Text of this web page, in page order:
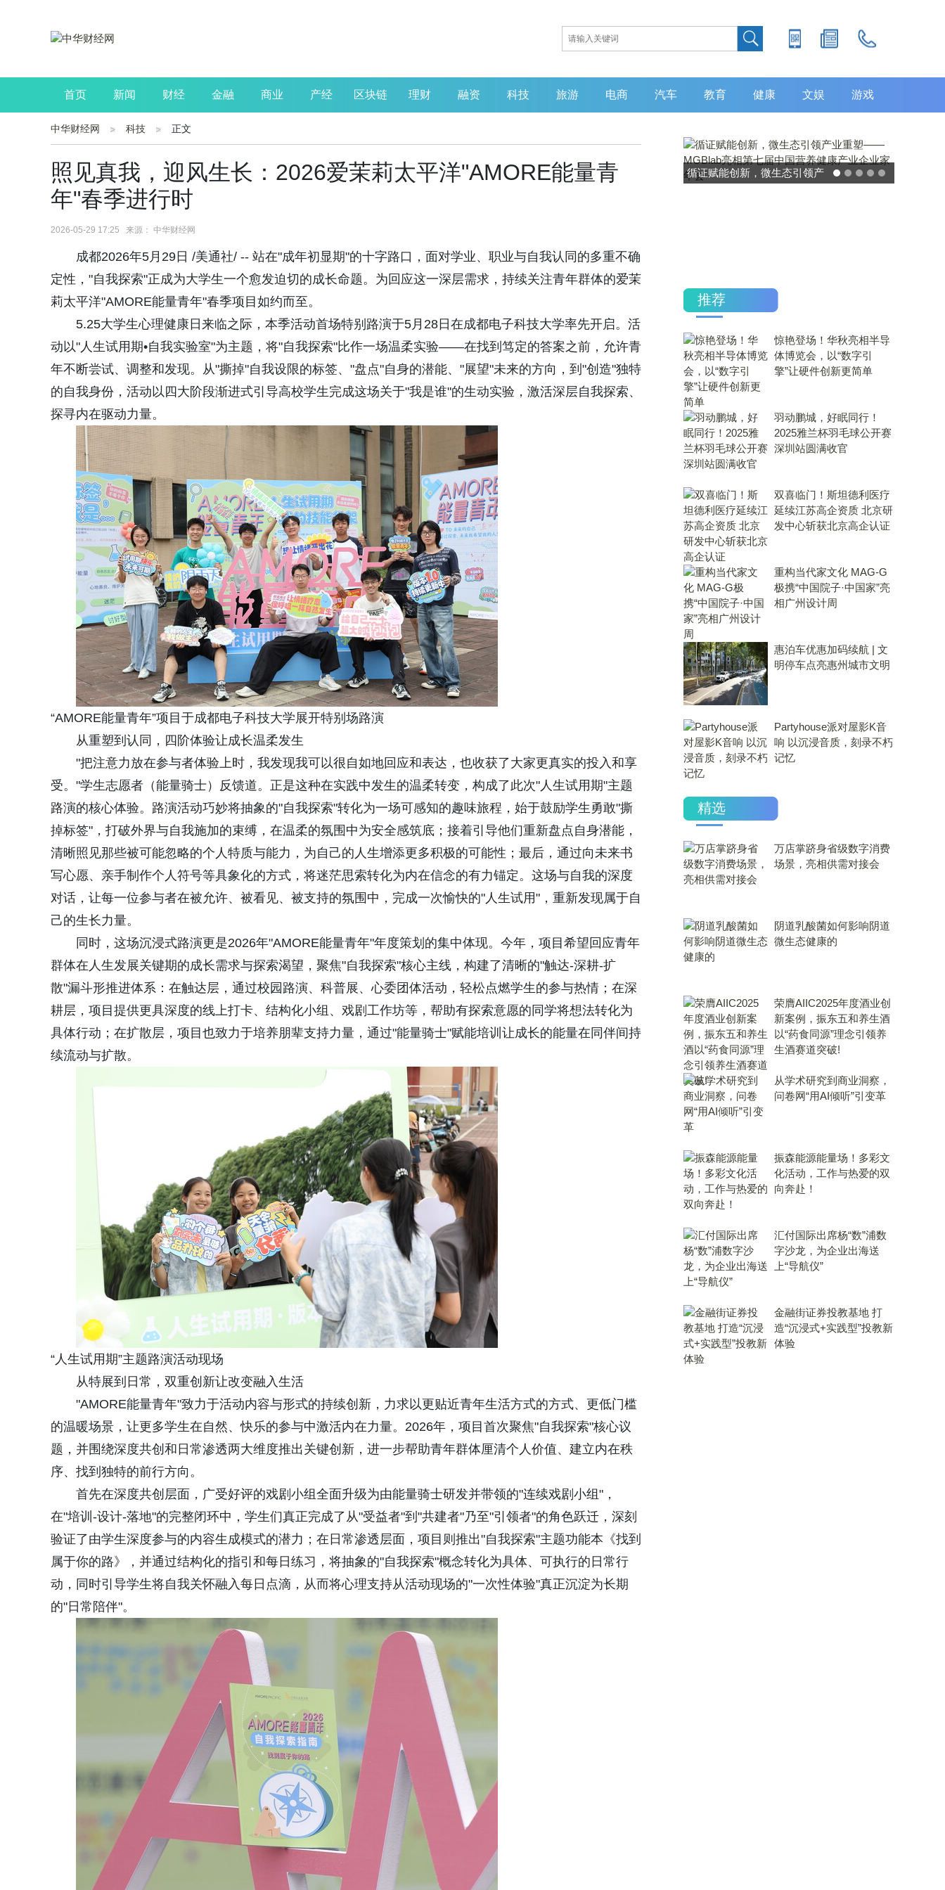
首页 新闻 财经 金融 商业 产经 区块链 理财 融资 科技 旅游 电商 汽车 教育 健康 文娱 游戏
公司 生活 读书
中华财经网 科技 正文
照见真我，迎风生长：2026爱茉莉太平洋"AMORE能量青
年"春季进行时
2026-05-29 17:25 来源： 中华财经网
成都2026年5月29日 /美通社/ -- 站在"成年初显期"的十字路口，面对学业、职业与自我认同的多重不确
定性，"自我探索"正成为大学生一个愈发迫切的成长命题。为回应这一深层需求，持续关注青年群体的爱茉
莉太平洋"AMORE能量青年"春季项目如约而至。
5.25大学生心理健康日来临之际，本季活动首场特别路演于5月28日在成都电子科技大学率先开启。活
动以"人生试用期•自我实验室"为主题，将"自我探索"比作一场温柔实验——在找到笃定的答案之前，允许青
年不断尝试、调整和发现。从"撕掉"自我设限的标签、"盘点"自身的潜能、"展望"未来的方向，到"创造"独特
的自我身份，活动以四大阶段渐进式引导高校学生完成这场关于"我是谁"的生动实验，激活深层自我探索、
探寻内在驱动力量。
“AMORE能量青年”项目于成都电子科技大学展开特别场路演
从重塑到认同，四阶体验让成长温柔发生
"把注意力放在参与者体验上时，我发现我可以很自如地回应和表达，也收获了大家更真实的投入和享
受。"学生志愿者（能量骑士）反馈道。正是这种在实践中发生的温柔转变，构成了此次"人生试用期"主题
路演的核心体验。路演活动巧妙将抽象的"自我探索"转化为一场可感知的趣味旅程，始于鼓励学生勇敢"撕
掉标签"，打破外界与自我施加的束缚，在温柔的氛围中为安全感筑底；接着引导他们重新盘点自身潜能，
清晰照见那些被可能忽略的个人特质与能力，为自己的人生增添更多积极的可能性；最后，通过向未来书
写心愿、亲手制作个人符号等具象化的方式，将迷茫思索转化为内在信念的有力锚定。这场与自我的深度
对话，让每一位参与者在被允许、被看见、被支持的氛围中，完成一次愉快的"人生试用"，重新发现属于自
己的生长力量。
同时，这场沉浸式路演更是2026年"AMORE能量青年"年度策划的集中体现。今年，项目希望回应青年
群体在人生发展关键期的成长需求与探索渴望，聚焦"自我探索"核心主线，构建了清晰的"触达-深耕-扩
散"漏斗形推进体系：在触达层，通过校园路演、科普展、心委团体活动，轻松点燃学生的参与热情；在深
耕层，项目提供更具深度的线上打卡、结构化小组、戏剧工作坊等，帮助有探索意愿的同学将想法转化为
具体行动；在扩散层，项目也致力于培养朋辈支持力量，通过"能量骑士"赋能培训让成长的能量在同伴间持
续流动与扩散。
“人生试用期”主题路演活动现场
从特展到日常，双重创新让改变融入生活
"AMORE能量青年"致力于活动内容与形式的持续创新，力求以更贴近青年生活方式的方式、更低门槛
的温暖场景，让更多学生在自然、快乐的参与中激活内在力量。2026年，项目首次聚焦"自我探索"核心议
题，并围绕深度共创和日常渗透两大维度推出关键创新，进一步帮助青年群体厘清个人价值、建立内在秩
序、找到独特的前行方向。
首先在深度共创层面，广受好评的戏剧小组全面升级为由能量骑士研发并带领的"连续戏剧小组"，
在"培训-设计-落地"的完整闭环中，学生们真正完成了从"受益者"到"共建者"乃至"引领者"的角色跃迁，深刻
验证了由学生深度参与的内容生成模式的潜力；在日常渗透层面，项目则推出"自我探索"主题功能本《找到
属于你的路》，并通过结构化的指引和每日练习，将抽象的"自我探索"概念转化为具体、可执行的日常行
动，同时引导学生将自我关怀融入每日点滴，从而将心理支持从活动现场的"一次性体验"真正沉淀为长期
的"日常陪伴"。
循证赋能创新，微生态引领产
灵敏度超 80% 特异性 99%！
推荐
惊艳登场！华秋亮相半导
体博览会，以“数字引
擎”让硬件创新更简单
羽动鹏城，好眠同行！
2025雅兰杯羽毛球公开赛
深圳站圆满收官
双喜临门！斯坦德利医疗
延续江苏高企资质 北京研
发中心斩获北京高企认证
重构当代家文化 MAG-G
极携“中国院子·中国家”亮
相广州设计周
惠泊车优惠加码续航 | 文
明停车点亮惠州城市文明
Partyhouse派对屋影K音
响 以沉浸音质，刻录不朽
记忆
精选
万店掌跻身省级数字消费
场景，亮相供需对接会
​阴道乳酸菌如何影响阴道
微生态健康的
荣膺AIIC2025年度酒业创
新案例，振东五和养生酒
以“药食同源”理念引领养
生酒赛道突破!
从学术研究到商业洞察，
问卷网“用AI倾听”引变革
振森能源能量场！多彩文
化活动，工作与热爱的双
向奔赴！
汇付国际出席杨“数”浦数
字沙龙，为企业出海送
上“导航仪”
金融街证券投教基地 打
造“沉浸式+实践型”投教新
体验